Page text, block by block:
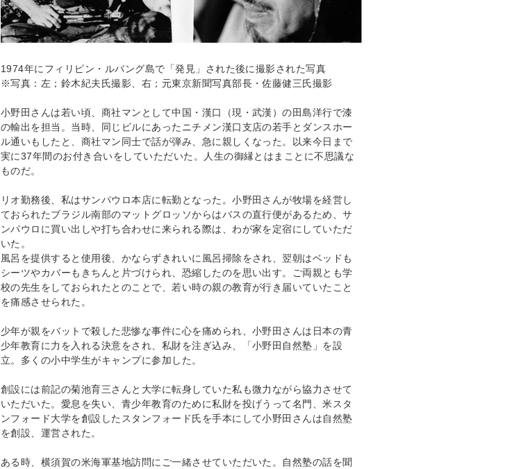
1974年にフィリピン・ルバング島で「発見」された後に撮影された写真
※写真：左；鈴木紀夫氏撮影、右；元東京新聞写真部長・佐藤健三氏撮影
小野田さんは若い頃、商社マンとして中国・漢口（現・武漢）の田島洋行で漆
の輸出を担当。当時、同じビルにあったニチメン漢口支店の若手とダンスホー
ル通いもしたと、商社マン同士で話が弾み、急に親しくなった。以来今日まで
実に37年間のお付き合いをしていただいた。人生の御縁とはまことに不思議な
ものだ。
リオ勤務後、私はサンパウロ本店に転勤となった。小野田さんが牧場を経営し
ておられたブラジル南部のマットグロッソからはバスの直行便があるため、サ
ンパウロに買い出しや打ち合わせに来られる際は、わが家を定宿にしていただ
いた。
風呂を提供すると使用後、かならずきれいに風呂掃除をされ、翌朝はベッドも
シーツやカバーもきちんと片づけられ、恐縮したのを思い出す。ご両親とも学
校の先生をしておられたとのことで、若い時の親の教育が行き届いていたこと
を痛感させられた。
少年が親をバットで殺した悲惨な事件に心を痛められ、小野田さんは日本の青
少年教育に力を入れる決意をされ、私財を注ぎ込み、「小野田自然塾 」を設
立。多くの小中学生がキャンプに参加した。
創設には前記の菊池育三さんと大学に転身していた私も微力ながら協力させて
いただいた。愛息を失い、青少年教育のために私財を投げうって名門、米スタ
ンフォード大学を創設したスタンフォード氏を手本にして小野田さんは自然塾
を創設、運営された。
ある時、横須賀の米海軍基地訪問にご一緒させていただいた。自然塾の話を聞